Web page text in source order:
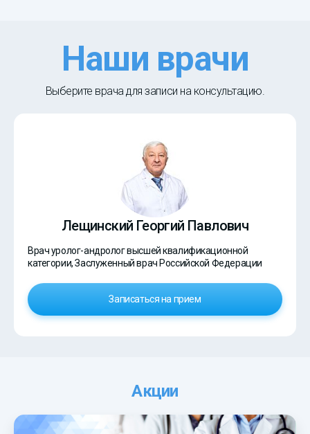
Наши врачи
Выберите врача для записи на консультацию.
Лещинский Георгий Павлович
Врач уролог-андролог высшей квалификационной
категории, Заслуженный врач Российской Федерации
Записаться на прием
Акции